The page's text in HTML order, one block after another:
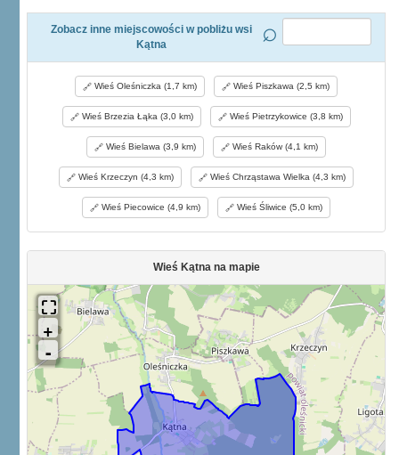
Zobacz inne miejscowości w pobliżu wsi
Kątna
Wieś Oleśniczka (1,7 km) Wieś Piszkawa (2,5 km)
Wieś Brzezia Łąka (3,0 km) Wieś Pietrzykowice (3,8 km)
Wieś Bielawa (3,9 km) Wieś Raków (4,1 km)
Wieś Krzeczyn (4,3 km) Wieś Chrząstawa Wielka (4,3 km)
Wieś Piecowice (4,9 km) Wieś Śliwice (5,0 km)
Wieś Kątna na mapie